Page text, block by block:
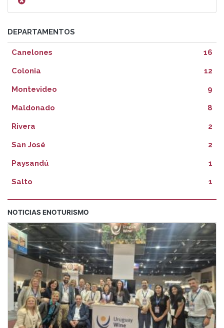
DEPARTAMENTOS
Canelones 16
Colonia 12
Montevideo 9
Maldonado 8
Rivera 2
San José 2
Paysandú 1
Salto 1
NOTICIAS ENOTURISMO